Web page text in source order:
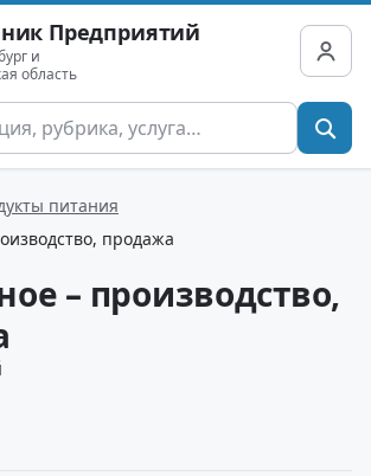
Предприятий
и
область
питания
продажа
– производство,